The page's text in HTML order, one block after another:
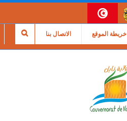
الاتصال بنا خريطة الموقع